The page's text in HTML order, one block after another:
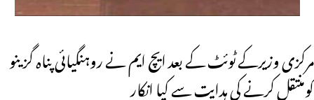
مرکزی وزیرکے ٹوئٹ کے بعد ایچ ایم نے روہنگیائی پناہ گزینو
کومنتقل کرنے کی ہدایت سے کیا انکار